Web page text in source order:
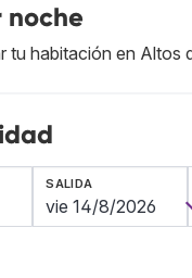
noche
tu habitación en Altos
SALIDA